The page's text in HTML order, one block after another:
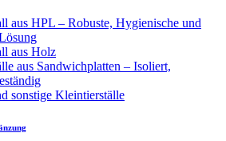
aus HPL – Robuste, Hygienische und
aus Holz
aus Sandwichplatten – Isoliert,
sonstige Kleintierställe